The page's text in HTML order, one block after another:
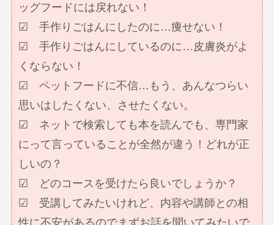
ッグフードには戻れない！
☑ 手作りごはんにしたのに…痩せない！
☑ 手作りごはんにしているのに…皮膚炎がよ
くならない！
☑ ペットフードに不信…もう、あんなつらい
思いはしたくない、させたくない。
☑ ネットで検索しても本を読んでも、専門家
にって言っていることが全然が違う！どれが正
しいの？
☑ どのコースを受けたら良いでしょうか？
☑ 受講してみたいけれど、内容や講師との相
性に不安があるのでまずお話を聞いてみたいで